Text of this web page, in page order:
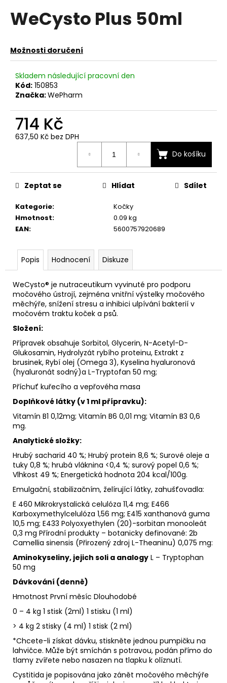
produktu
je
5
hvězdiček.
WeCysto Plus 50ml
Možnosti doručení
Skladem následující pracovní den
Kód: 150853
Značka:WePharm
714 Kč
637,50 Kč bez DPH
Do košíku
Kategorie:
Kočky
Hmotnost:
0.09 kg
EAN: 5600757920689
Zeptat se Hlídat Sdílet
Popis Hodnocení Diskuze
WeCysto® je nutraceutikum vyvinuté pro podporu
močového ústrojí, zejména vnitřní výstelky močového
měchýře, snížení stresu a inhibici ulpívání bakterií v
močovém traktu koček a psů.
Složení:
Přípravek obsahuje Sorbitol, Glycerin, N-Acetyl-D-
Glukosamin, Hydrolyzát rybího proteinu, Extrakt z
brusinek, Rybí olej (Omega 3), Kyselina hyaluronová
(hyaluronát sodný)a L-Tryptofan 50 mg;
Příchuť kuřecího a vepřovéha masa
Doplňkové látky (v 1 ml přípravku):
Vitamín B1 0,12mg; Vitamín B6 0,01 mg; Vitamín B3 0,6
mg.
Analytické složky:
Hrubý sacharid 40 %; Hrubý protein 8,6 %; Surové oleje a
tuky 0,8 %; hrubá vláknina <0,4 %; surový popel 0,6 %;
Vlhkost 49 %; Energetická hodnota 204 kcal/100g.
Emulgační, stabilizačním, želírující látky, zahušťovadla:
E 460 Mikrokrystalická celulóza 11,4 mg; E466
Karboxymethylcelulóza 1,56 mg; E415 xanthanová guma
10,5 mg; E433 Polyoxyethylen (20)-sorbitan monooleát
0,3 mg Přírodní produkty – botanicky definované: 2b
Camellia sinensis (Přirozený zdroj L-Theaninu) 0,075 mg:
Aminokyseliny, jejich soli a analogy L – Tryptophan
50 mg
Dávkování (denně)
Hmotnost První měsíc Dlouhodobé
0 – 4 kg 1 stisk (2ml) 1 stisku (1 ml)
> 4 kg 2 stisky (4 ml) 1 stisk (2 ml)
*Chcete-li získat dávku, stiskněte jednou pumpičku na
lahvičce. Může být smíchán s potravou, podán přímo do
tlamy zvířete nebo nasazen na tlapku k olíznutí.
Cystitida je popisována jako zánět močového měchýře
a
j
t
?
o
p
u
č
m
e